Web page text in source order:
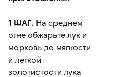
1 ШАГ. На среднем
огне обжарьте лук и
морковь до мягкости
и легкой
золотистости лука